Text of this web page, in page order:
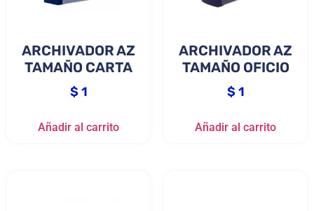
ARCHIVADOR AZ
TAMAÑO CARTA
$1
Añadir al carrito
ARCHIVADOR AZ
TAMAÑO OFICIO
$1
Añadir al carrito